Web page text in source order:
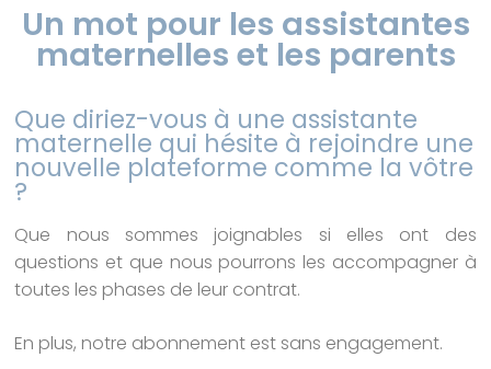
Un mot pour les assistantes
maternelles et les parents
Que diriez-vous à une assistante
maternelle qui hésite à rejoindre une
nouvelle plateforme comme la vôtre
?
Que nous sommes joignables si elles ont des
questions et que nous pourrons les accompagner à
toutes les phases de leur contrat.
En plus, notre abonnement est sans engagement.